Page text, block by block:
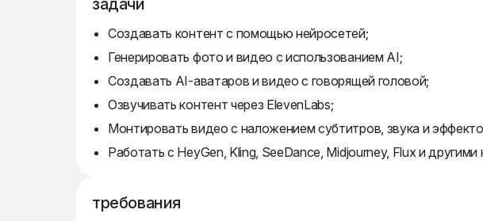
задачи
Создавать контент с помощью нейросетей;
Генерировать фото и видео с использованием AI;
Создавать AI-аватаров и видео с говорящей головой;
Озвучивать контент через ElevenLabs;
Монтировать видео с наложением субтитров, звука и
Работать с HeyGen, Kling, SeeDance, Midjourney, Flux и другими
требования